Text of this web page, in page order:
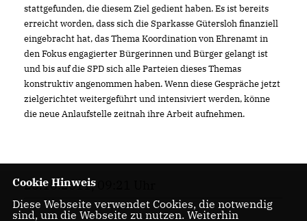
stattgefunden, die diesem Ziel gedient haben. Es ist bereits
erreicht worden, dass sich die Sparkasse Gütersloh finanziell
eingebracht hat, das Thema Koordination von Ehrenamt in
den Fokus engagierter Bürgerinnen und Bürger gelangt ist
und bis auf die SPD sich alle Parteien dieses Themas
konstruktiv angenommen haben. Wenn diese Gespräche jetzt
zielgerichtet weitergeführt und intensiviert werden, könne
die neue Anlaufstelle zeitnah ihre Arbeit aufnehmen.
26.10.2011, 09:21 Uhr
Cookie Hinweis
Diese Webseite verwendet Cookies, die notwendig
sind, um die Webseite zu nutzen. Weiterhin